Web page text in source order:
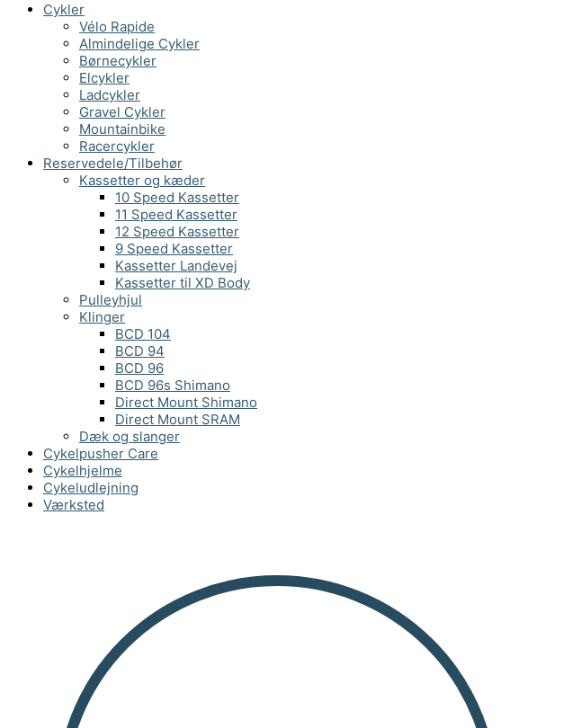
Cykler
Vélo Rapide
Almindelige Cykler
Børnecykler
Elcykler
Ladcykler
Gravel Cykler
Mountainbike
Racercykler
Reservedele/Tilbehør
Kassetter og kæder
10 Speed Kassetter
11 Speed Kassetter
12 Speed Kassetter
9 Speed Kassetter
Kassetter Landevej
Kassetter til XD Body
Pulleyhjul
Klinger
BCD 104
BCD 94
BCD 96
BCD 96s Shimano
Direct Mount Shimano
Direct Mount SRAM
Dæk og slanger
Cykelpusher Care
Cykelhjelme
Cykeludlejning
Værksted